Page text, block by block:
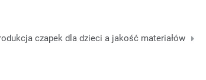
czapek dla dzieci a jakość materiałów